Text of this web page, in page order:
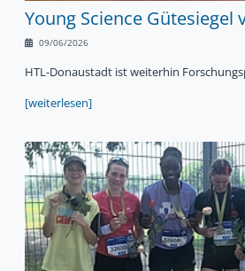
Young Science Gütesiegel
09/06/2026
HTL-Donaustadt ist weiterhin
[weiterlesen]